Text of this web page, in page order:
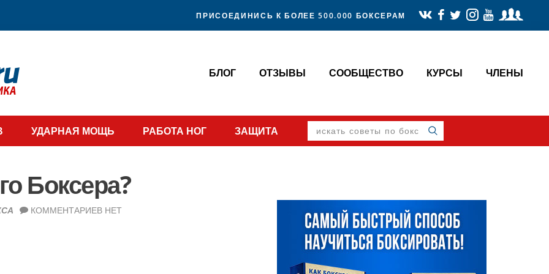
ПРИСОЕДИНИСЬ К БОЛЕЕ 500.000 БОКСЕРАМ
БЛОГ ОТЗЫВЫ СООБЩЕСТВО КУРСЫ ЧЛЕНЫ
УДАРНАЯ МОЩЬ РАБОТА НОГ ЗАЩИТА искать
советы
по
боксу
Боксера?
КОММЕНТАРИЕВ НЕТ
Sidebar